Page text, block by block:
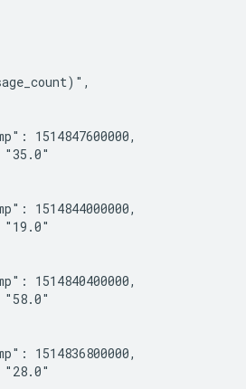
1514847600000,
1514844000000,
1514840400000,
1514836800000,